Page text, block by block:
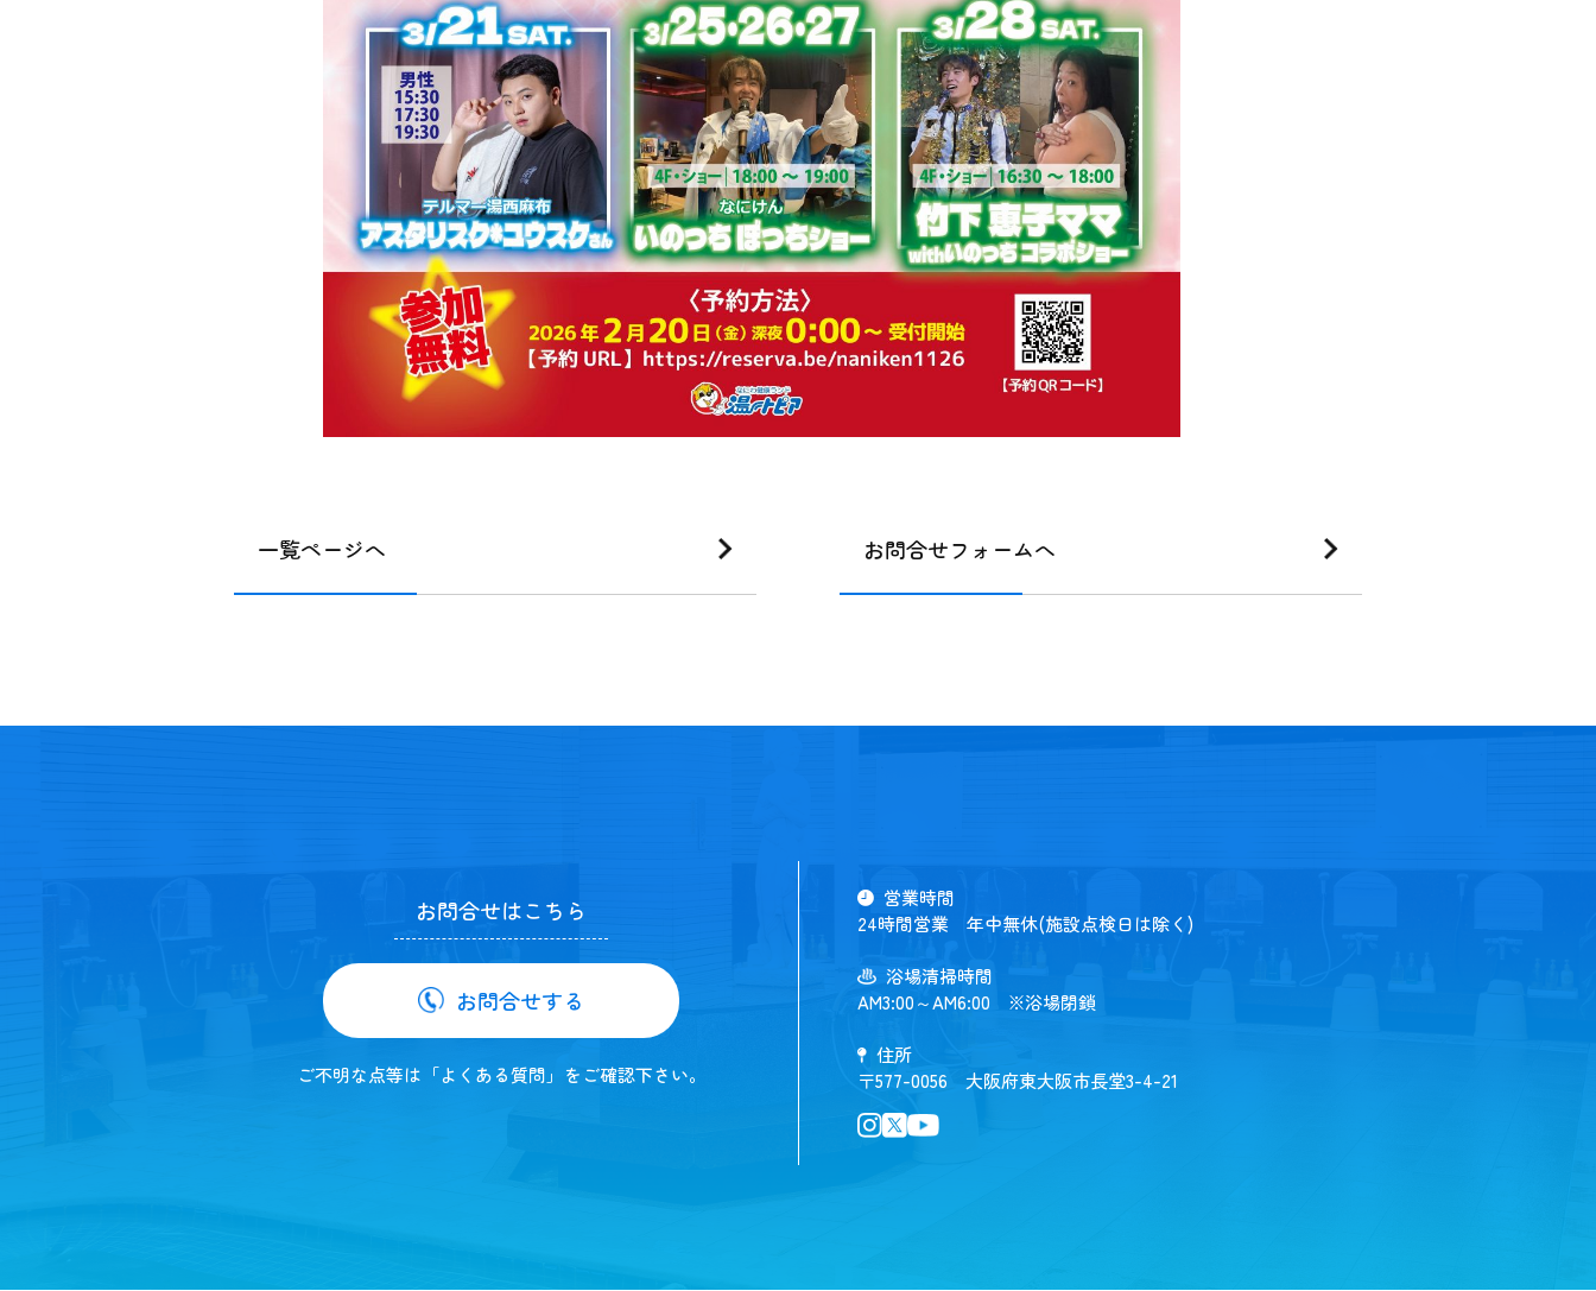
一覧ページへ お問合せフォームへ
お問合せはこちら
お問合せする
ご不明な点等は「よくある質問」をご確認下さい。
営業時間
24時間営業 年中無休(施設点検日は除く)
浴場清掃時間
AM3:00～AM6:00 ※浴場閉鎖
住所
〒577-0056 大阪府東大阪市長堂3-4-21